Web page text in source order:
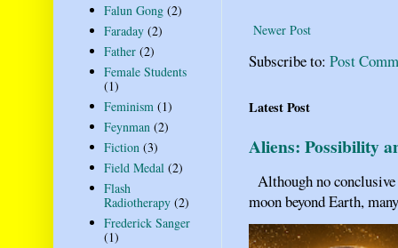
Newer Post
Subscribe to: Post
Latest Post
Aliens: Possibility
Although no
moon beyond Earth,
Falun Gong (2)
Faraday (2)
Father (2)
Female Students
(1)
Feminism (1)
Feynman (2)
Fiction (3)
Field Medal (2)
Flash
Radiotherapy (2)
Frederick Sanger
(1)